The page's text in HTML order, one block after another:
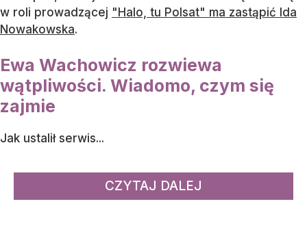
w roli prowadzącej "Halo, tu Polsat" ma zastąpić Ida
Nowakowska.
Ewa Wachowicz rozwiewa
wątpliwości. Wiadomo, czym się
zajmie
Jak ustalił serwis...
CZYTAJ DALEJ